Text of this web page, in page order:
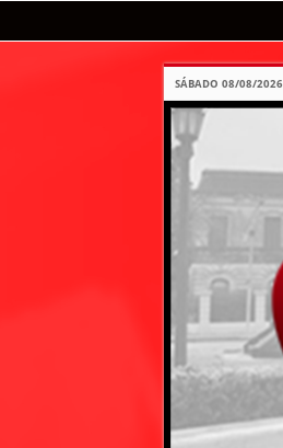
SÁBADO 08/08/2026